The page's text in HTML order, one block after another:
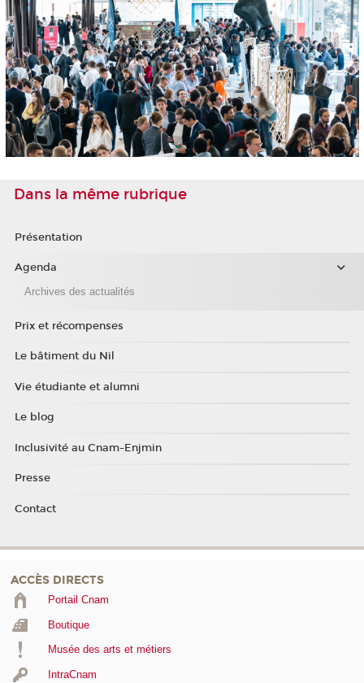
Dans la même rubrique
Présentation
Agenda
Archives des actualités
Prix et récompenses
Le bâtiment du Nil
Vie étudiante et alumni
Le blog
Inclusivité au Cnam-Enjmin
Presse
Contact
ACCÈS DIRECTS
Portail Cnam
Boutique
Musée des arts et métiers
IntraCnam